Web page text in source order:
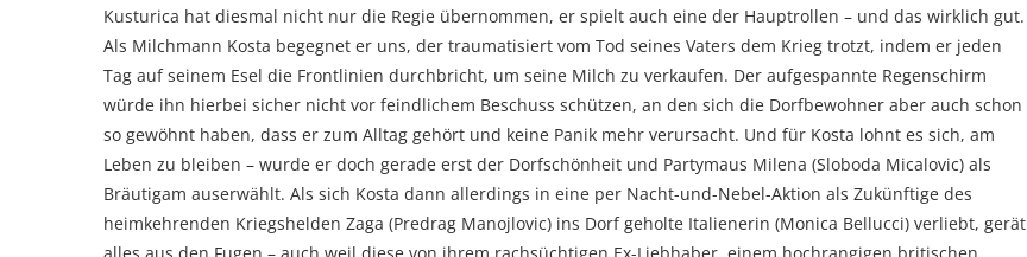
Kusturica hat diesmal nicht nur die Regie übernommen, er spielt auch eine der Hauptrollen – und das wirklich gut.
Als Milchmann Kosta begegnet er uns, der traumatisiert vom Tod seines Vaters dem Krieg trotzt, indem er jeden
Tag auf seinem Esel die Frontlinien durchbricht, um seine Milch zu verkaufen. Der aufgespannte Regenschirm
würde ihn hierbei sicher nicht vor feindlichem Beschuss schützen, an den sich die Dorfbewohner aber auch schon
so gewöhnt haben, dass er zum Alltag gehört und keine Panik mehr verursacht. Und für Kosta lohnt es sich, am
Leben zu bleiben – wurde er doch gerade erst der Dorfschönheit und Partymaus Milena (Sloboda Micalovic) als
Bräutigam auserwählt. Als sich Kosta dann allerdings in eine per Nacht-und-Nebel-Aktion als Zukünftige des
heimkehrenden Kriegshelden Zaga (Predrag Manojlovic) ins Dorf geholte Italienerin (Monica Bellucci) verliebt, gerät